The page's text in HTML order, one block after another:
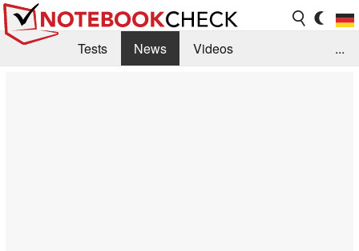
Tests News
Videos
...